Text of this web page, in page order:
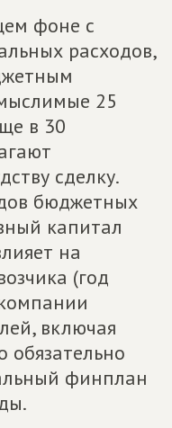
фоне с
расходов,
25
в 30
сделку.
бюджетных
капитал
на
(год
включая
обязательно
финплан